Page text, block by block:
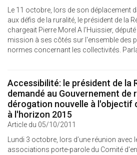
Le 11 octobre, lors de son déplacement
aux défis de la ruralité, le président de la
chargeait Pierre Morel A l'Huissier, député
mission à ses côtés sur l'ensemble des
normes concernant les collectivités.
Accessibilité: le président de la
demandé au Gouvernement de
dérogation nouvelle à l'objectif
à l'horizon 2015
Article du 05/10/2011
Lundi 3 octobre, lors d’une réunion avec
associations porte-parole du Comité